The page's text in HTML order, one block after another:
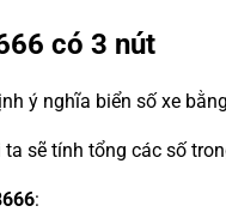
có 3 nút
ý nghĩa biển số xe
sẽ tính tổng các số
: